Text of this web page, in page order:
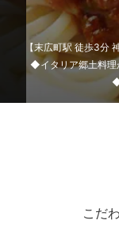
【末広町駅 徒歩3分
◆イタリア郷土料理
こだ